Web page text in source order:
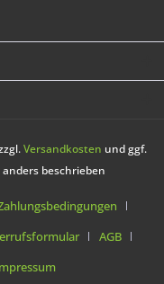
Versandkosten und ggf.
beschrieben
AGB